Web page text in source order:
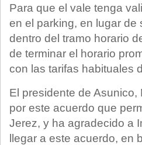
Para que el vale tenga
en el parking, en lugar de
dentro del tramo horario
de terminar el horario
con las tarifas habituales
El presidente de
por este acuerdo que
Jerez, y ha agradecido a
llegar a este acuerdo, en